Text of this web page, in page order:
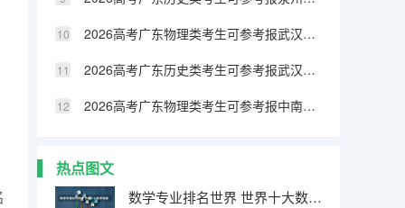
2026高考广东物理类考生可参考报武汉生物工程学院的专业汇总
2026高考广东历史类考生可参考报武汉生物工程学院的专业汇总
2026高考广东物理类考生可参考报中南林业科技大学涉外学院的专业汇总
热点图文
数学专业排名世界 世界十大数学强国